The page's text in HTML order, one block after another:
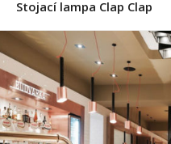
Stojací lampa Clap Clap